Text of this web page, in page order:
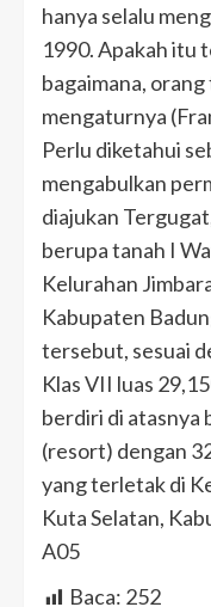
hanya selalu
1990. Apakah itu
bagaimana,
mengaturnya
Perlu diketahui
mengabulkan
diajukan
berupa tanah I
Kelurahan
Kabupaten
tersebut, sesuai
Klas VII luas
berdiri di atasnya
(resort) dengan
yang terletak di
Kuta Selatan,
A05
Baca: 252